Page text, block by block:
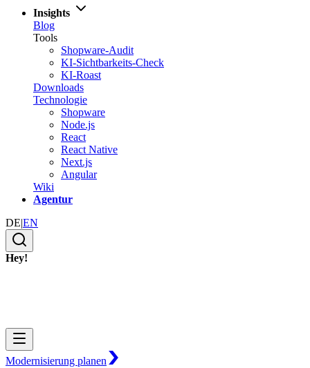
Insights
Blog
Tools
Shopware-Audit
KI-Sichtbarkeits-Check
KI-Roast
Downloads
Technologie
Shopware
Node.js
React
React Native
Next.js
Angular
Wiki
Agentur
DE|EN
Hey!
Modernisierung planen